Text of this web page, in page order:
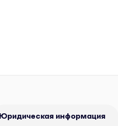
Юридическая информация